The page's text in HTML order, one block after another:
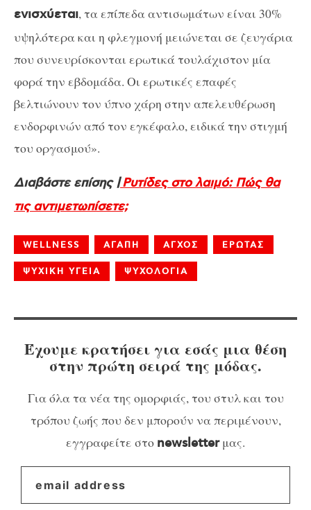
ενισχύεται, τα επίπεδα αντισωμάτων είναι 30%
υψηλότερα και η φλεγμονή μειώνεται σε ζευγάρια
που συνευρίσκονται ερωτικά τουλάχιστον μία
φορά την εβδομάδα. Οι ερωτικές επαφές
βελτιώνουν τον ύπνο χάρη στην απελευθέρωση
ενδορφινών από τον εγκέφαλο, ειδικά την στιγμή
του οργασμού».
Διαβάστε επίσης |Ρυτίδες στο λαιμό: Πώς θα
τις αντιμετωπίσετε;
WELLNESS ΑΓΑΠΗ ΑΓΧΟΣ ΕΡΩΤΑΣ
ΨΥΧΙΚΗ ΥΓΕΙΑ ΨΥΧΟΛΟΓΙΑ
Έχουμε κρατήσει για εσάς μια θέση
στην πρώτη σειρά της μόδας.
Για όλα τα νέα της ομορφιάς, του στυλ και του
τρόπου ζωής που δεν μπορούν να περιμένουν,
εγγραφείτε στο newsletterμας.